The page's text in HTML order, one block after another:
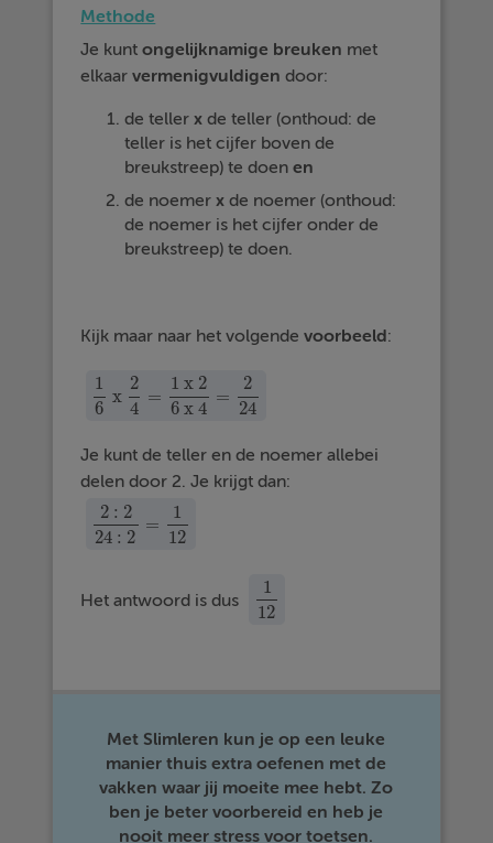
Methode
Je kuntongelijknamige breuken met
elkaarvermenigvuldigen door:
de tellerx de teller (onthoud: de
teller is het cijfer boven de
breukstreep) te doenen
de noemerx de noemer (onthoud:
de noemer is het cijfer onder de
breukstreep) te doen.
Kijk maar naar het volgendevoorbeeld:
1
6
x
2
4
=
1 x 2
6x 4
=
2
24
16 x 24=1 x26x4 =224
Je kunt de teller en de noemer allebei
delen door 2. Je krijgt dan:
2: 2
24 : 2
=
1
12
2:224 : 2=1
Het antwoord is dus
1
12
112
Met Slimleren kun je op een leuke
manier thuis extra oefenen met de
vakken waar jij moeite mee hebt. Zo
ben je beter voorbereid en heb je
nooit meer stress voor toetsen.